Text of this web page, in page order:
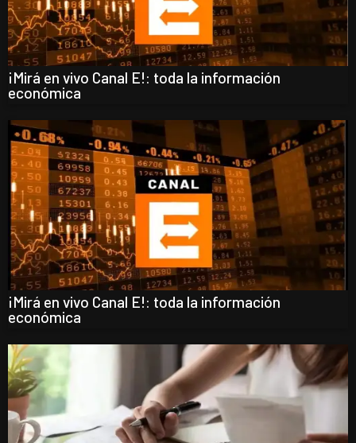
¡Mirá en vivo Canal E!: toda la información
económica
¡Mirá en vivo Canal E!: toda la información
económica